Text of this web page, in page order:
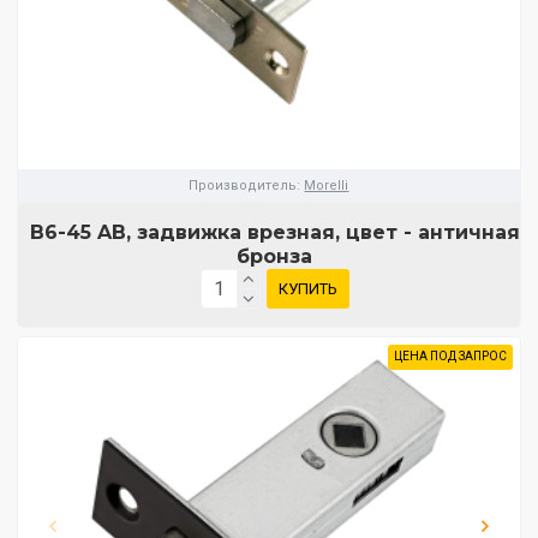
Производитель: Morelli
B6-45 AB, задвижка врезная, цвет - античная
бронза
КУПИТЬ
ЦЕНА ПОД ЗАПРОС